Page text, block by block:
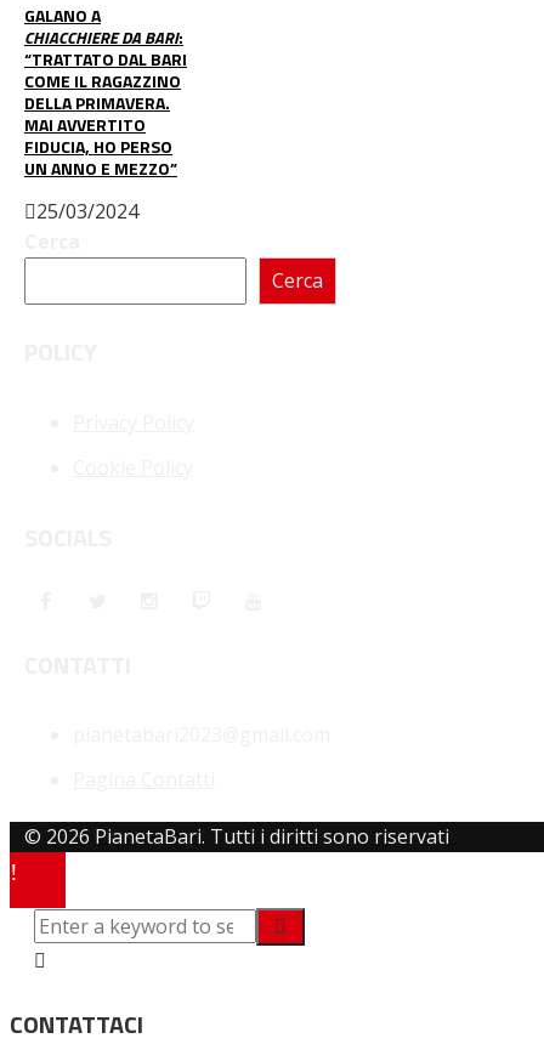
GALANO A
CHIACCHIERE DA BARI:
“TRATTATO DAL BARI
COME IL RAGAZZINO
DELLA PRIMAVERA.
MAI AVVERTITO
FIDUCIA, HO PERSO
UN ANNO E MEZZO”
25/03/2024
Cerca
© 2026 PianetaBari. Tutti i diritti sono riservati
CONTATTACI